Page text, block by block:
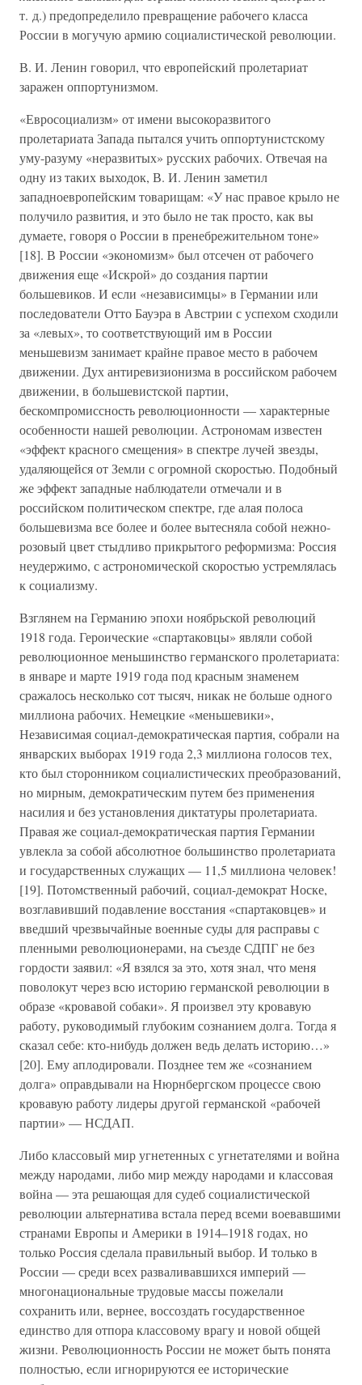
т. д.) предопределило превращение рабочего класса
России в могучую армию социалистической революции.
В. И. Ленин говорил, что европейский пролетариат
заражен оппортунизмом.
«Евросоциализм» от имени высокоразвитого
пролетариата Запада пытался учить оппортунистскому
уму-разуму «неразвитых» русских рабочих. Отвечая на
одну из таких выходок, В. И. Ленин заметил
западноевропейским товарищам: «У нас правое крыло не
получило развития, и это было не так просто, как вы
думаете, говоря о России в пренебрежительном тоне»
[18]. В России «экономизм» был отсечен от рабочего
движения еще «Искрой» до создания партии
большевиков. И если «независимцы» в Германии или
последователи Отто Бауэра в Австрии с успехом сходили
за «левых», то соответствующий им в России
меньшевизм занимает крайне правое место в рабочем
движении. Дух антиревизионизма в российском рабочем
движении, в большевистской партии,
бескомпромиссность революционности — характерные
особенности нашей революции. Астрономам известен
«эффект красного смещения» в спектре лучей звезды,
удаляющейся от Земли с огромной скоростью. Подобный
же эффект западные наблюдатели отмечали и в
российском политическом спектре, где алая полоса
большевизма все более и более вытесняла собой нежно-
розовый цвет стыдливо прикрытого реформизма: Россия
неудержимо, с астрономической скоростью устремлялась
к социализму.
Взглянем на Германию эпохи ноябрьской революций
1918 года. Героические «спартаковцы» являли собой
революционное меньшинство германского пролетариата:
в январе и марте 1919 года под красным знаменем
сражалось несколько сот тысяч, никак не больше одного
миллиона рабочих. Немецкие «меньшевики»,
Независимая социал-демократическая партия, собрали на
январских выборах 1919 года 2,3 миллиона голосов тех,
кто был сторонником социалистических преобразований,
но мирным, демократическим путем без применения
насилия и без установления диктатуры пролетариата.
Правая же социал-демократическая партия Германии
увлекла за собой абсолютное большинство пролетариата
и государственных служащих — 11,5 миллиона человек!
[19]. Потомственный рабочий, социал-демократ Носке,
возглавивший подавление восстания «спартаковцев» и
введший чрезвычайные военные суды для расправы с
пленными революционерами, на съезде СДПГ не без
гордости заявил: «Я взялся за это, хотя знал, что меня
поволокут через всю историю германской революции в
образе «кровавой собаки». Я произвел эту кровавую
работу, руководимый глубоким сознанием долга. Тогда я
сказал себе: кто-нибудь должен ведь делать историю…»
[20]. Ему аплодировали. Позднее тем же «сознанием
долга» оправдывали на Нюрнбергском процессе свою
кровавую работу лидеры другой германской «рабочей
партии» — НСДАП.
Либо классовый мир угнетенных с угнетателями и война
между народами, либо мир между народами и классовая
война — эта решающая для судеб социалистической
революции альтернатива встала перед всеми воевавшими
странами Европы и Америки в 1914–1918 годах, но
только Россия сделала правильный выбор. И только в
России — среди всех разваливавшихся империй —
многонациональные трудовые массы пожелали
сохранить или, вернее, воссоздать государственное
единство для отпора классовому врагу и новой общей
жизни. Революционность России не может быть понята
полностью, если игнорируются ее исторические